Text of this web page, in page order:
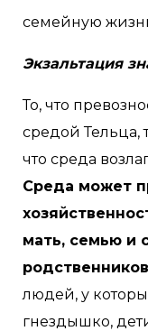
семейную
Экзальтация
То, что
средой Тельца,
что среда
Среда может
мать, семью и
людей, у
гнездышко,